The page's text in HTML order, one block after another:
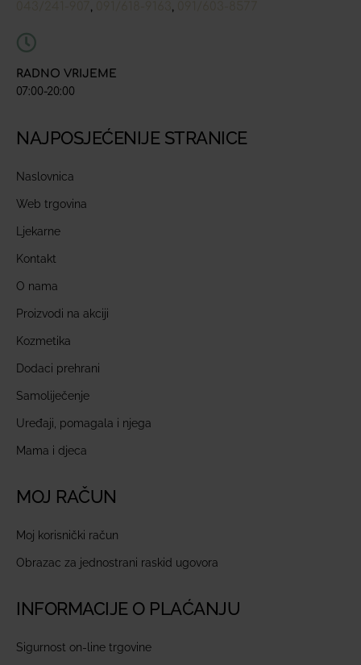
, ,
RADNO VRIJEME
07:00-20:00
NAJPOSJEĆENIJE STRANICE
Naslovnica
Web trgovina
Ljekarne
Kontakt
O nama
Proizvodi na akciji
Kozmetika
Dodaci prehrani
Samoliječenje
Uređaji, pomagala i njega
Mama i djeca
MOJ RAČUN
Moj korisnički račun
Obrazac za jednostrani raskid ugovora
INFORMACIJE O PLAĆANJU
Sigurnost on-line trgovine